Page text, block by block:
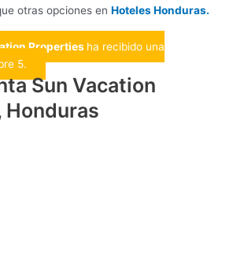
otras opciones en Hoteles Honduras.
Properties ha recibido una
5.
Sun Vacation